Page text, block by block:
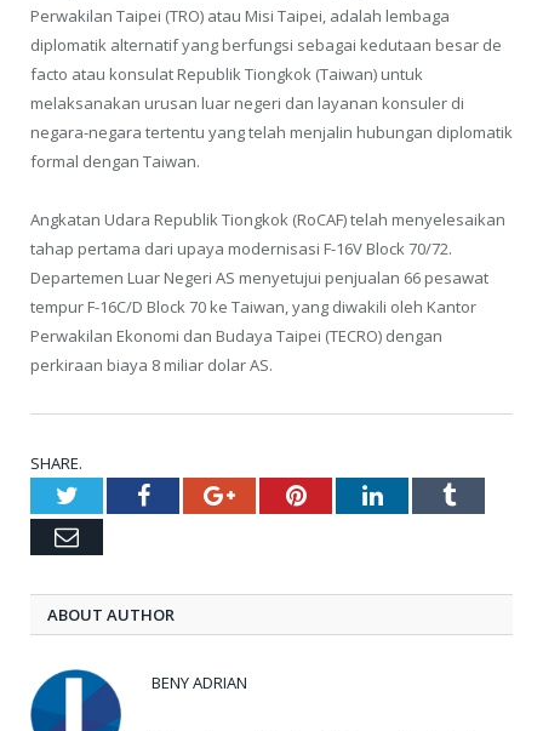
Perwakilan Taipei (TRO) atau Misi Taipei, adalah lembaga
diplomatik alternatif yang berfungsi sebagai kedutaan besar de
facto atau konsulat Republik Tiongkok (Taiwan) untuk
melaksanakan urusan luar negeri dan layanan konsuler di
negara-negara tertentu yang telah menjalin hubungan diplomatik
formal dengan Taiwan.
Angkatan Udara Republik Tiongkok (RoCAF) telah menyelesaikan
tahap pertama dari upaya modernisasi F-16V Block 70/72.
Departemen Luar Negeri AS menyetujui penjualan 66 pesawat
tempur F-16C/D Block 70 ke Taiwan, yang diwakili oleh Kantor
Perwakilan Ekonomi dan Budaya Taipei (TECRO) dengan
perkiraan biaya 8 miliar dolar AS.
SHARE.
TwitterFacebookGoogle+PinterestLinkedInTumblr
Email
ABOUT AUTHOR
BENY ADRIAN